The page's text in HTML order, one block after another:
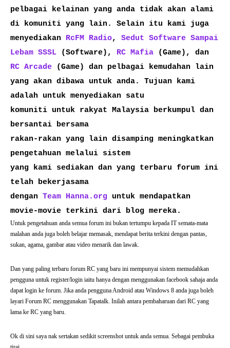
pelbagai kelainan yang anda tidak akan alami
di komuniti yang lain. Selain itu kami juga
menyediakan RcFM Radio, Sedut Software Sampai
Lebam SSSL (Software), RC Mafia (Game), dan
RC Arcade (Game) dan pelbagai kemudahan lain
yang akan dibawa untuk anda. Tujuan kami
adalah untuk menyediakan satu
komuniti untuk rakyat Malaysia berkumpul dan
bersantai bersama
rakan-rakan yang lain disamping meningkatkan
pengetahuan melalui sistem
yang kami sediakan dan yang terbaru forum ini
telah bekerjasama
dengan Team Hanna.org untuk mendapatkan
movie-movie terkini dari blog mereka.
Untuk pengetahuan anda semua forum ini bukan tertumpu kepada IT semata-mata
malahan anda juga boleh belajar memasak, mendapat berita terkini dengan pantas,
sukan, agama, gambar atau video menarik dan lawak.
Dan yang paling terbaru forum RC yang baru ini mempunyai sistem memudahkan
pengguna untuk register/login iaitu hanya dengan menggunakan facebook sahaja anda
dapat login ke forum. Jika anda pengguna Android atau Windows 8 anda juga boleh
layari Forum RC menggunakan Tapatalk. Inilah antara pembaharuan dari RC yang
lama ke RC yang baru.
Ok di sini saya nak sertakan sedikit screenshot untuk anda semua. Sebagai pembuka